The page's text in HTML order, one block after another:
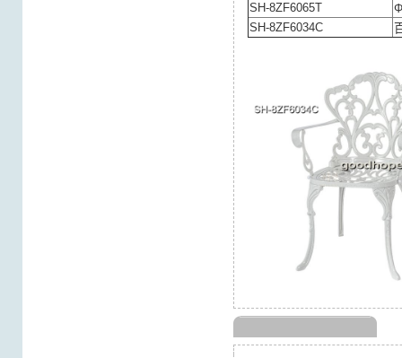
SH-8ZF6065T
SH-8ZF6034C